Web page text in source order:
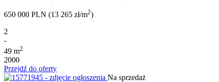
650 000 PLN (13 265 zł/m2)
2
-
49 m2
2000
Przejdź do oferty
Na sprzedaż